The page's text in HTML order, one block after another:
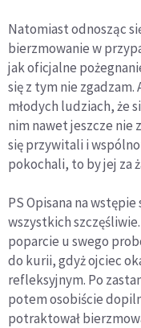
Natomiast odnosząc
bierzmowanie w
jak oficjalne
się z tym nie
młodych ludziach, że
nim nawet jeszcze nie
się przywitali i
pokochali, to by jej za
PS Opisana na
wszystkich
poparcie u swego
do kurii, gdyż ojciec
refleksyjnym. Po
potem osobiście
potraktował